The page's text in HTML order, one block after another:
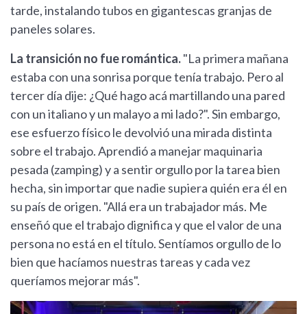
tarde, instalando tubos en gigantescas granjas de
paneles solares.
La transición no fue romántica."La primera mañana
estaba con una sonrisa porque tenía trabajo. Pero al
tercer día dije: ¿Qué hago acá martillando una pared
con un italiano y un malayo a mi lado?". Sin embargo,
ese esfuerzo físico le devolvió una mirada distinta
sobre el trabajo. Aprendió a manejar maquinaria
pesada (zamping) y a sentir orgullo por la tarea bien
hecha, sin importar que nadie supiera quién era él en
su país de origen. "Allá era un trabajador más. Me
enseñó que el trabajo dignifica y que el valor de una
persona no está en el título. Sentíamos orgullo de lo
bien que hacíamos nuestras tareas y cada vez
queríamos mejorar más".